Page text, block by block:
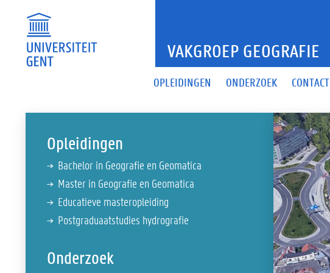
OPLEIDINGEN ONDERZOEK CONTACT
VAKGROEP GEOGRAFIE
Opleidingen
Bachelor in Geografie en Geomatica
Master in Geografie en Geomatica
Educatieve masteropleiding
Postgraduaatstudies hydrografie
Onderzoek